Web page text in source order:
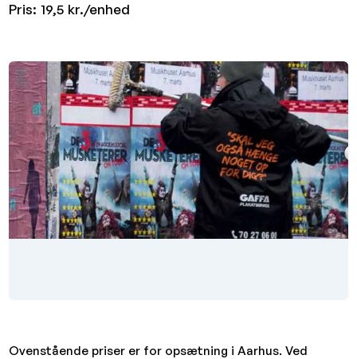
Pris:19,5 kr./enhed
Ovenstående priser er for opsætning i Aarhus. Ved